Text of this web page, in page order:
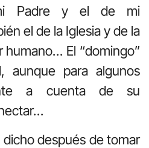
Padre y el de mi
el de la Iglesia y de la
humano… El “domingo”
aunque para algunos
a cuenta de su
después de tomar